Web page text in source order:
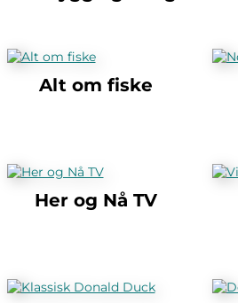
Alt om fiske
Her og Nå TV